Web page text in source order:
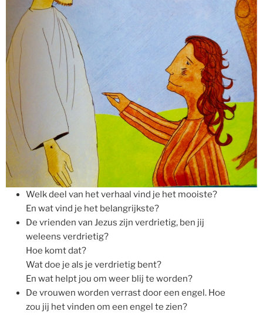
Welk deel van het verhaal vind je het mooiste?
En wat vind je het belangrijkste?
De vrienden van Jezus zijn verdrietig, ben jij
weleens verdrietig?
Hoe komt dat?
Wat doe je als je verdrietig bent?
En wat helpt jou om weer blij te worden?
De vrouwen worden verrast door een engel. Hoe
zou jij het vinden om een engel te zien?